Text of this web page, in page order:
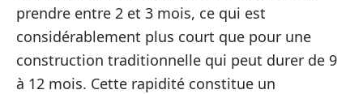
prendre entre 2 et 3 mois, ce qui est
considérablement plus court que pour une
construction traditionnelle qui peut durer de 9
à 12 mois. Cette rapidité constitue un